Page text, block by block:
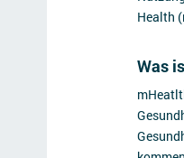
Health
Was